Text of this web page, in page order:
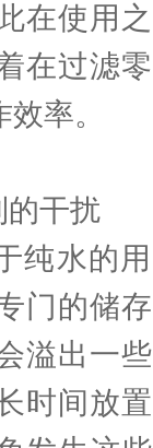
在使用
在过滤
率。
的干扰
纯水的
门的储
溢出一
时间放